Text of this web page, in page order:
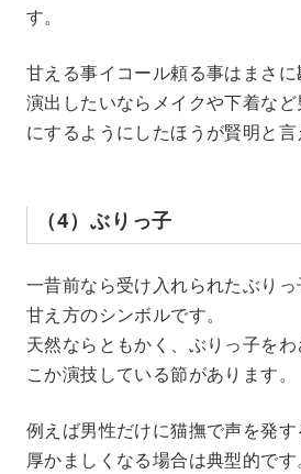
す。
甘える事イコール頼る事はまさ
演出したいならメイクや下着な
にするようにしたほうが賢明と言
（4）ぶりっ子
一昔前なら受け入れられたぶり
甘え方のシンボルです。
天然ならともかく、ぶりっ子を
こか演技している節があります。
例えば男性だけに猫撫で声を発
厚かましくなる場合は典型的です